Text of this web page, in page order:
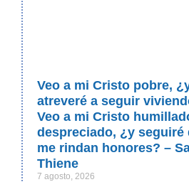
Veo a mi Cristo pobre,
atreveré a seguir
Veo a mi Cristo
despreciado, ¿y seguiré
me rindan honores? –
Thiene
7 agosto, 2026